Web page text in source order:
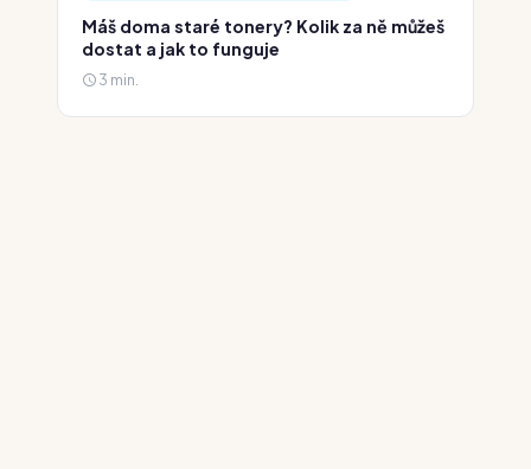
Máš doma staré tonery? Kolik za ně můžeš
dostat a jak to funguje
3 min.